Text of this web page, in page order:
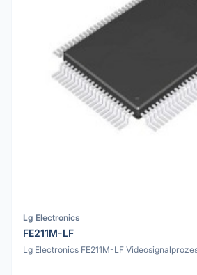
Lg Electronics
FE211M-LF
Lg Electronics FE211M-LF